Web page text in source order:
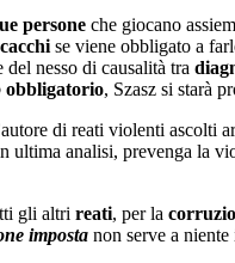
persone che giocano
se viene obbligato a
nesso di causalità tra
obbligatorio, Szasz si starà
di reati violenti ascolti
analisi, prevenga la
gli altri reati, per la
imposta non serve a niente